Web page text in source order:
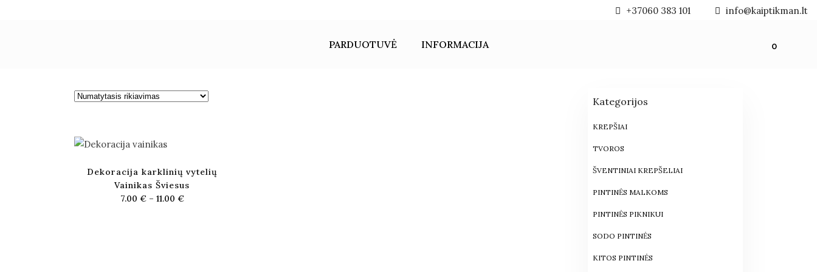
+37060 383 101 info@kaiptikman.lt
0
PARDUOTUVĖ INFORMACIJA
Dekoracija karklinių vytelių
Vainikas Šviesus
7.00 €– 11.00 €
Kategorijos
KREPŠIAI
TVOROS
ŠVENTINIAI KREPŠELIAI
PINTINĖS MALKOMS
PINTINĖS PIKNIKUI
SODO PINTINĖS
KITOS PINTINĖS